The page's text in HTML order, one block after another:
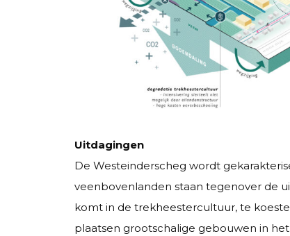
Uitdagingen
De Westeinderscheg wordt
veenbovenlanden staan tegenover de
komt in de trekheestercultuur, te
plaatsen grootschalige gebouwen in